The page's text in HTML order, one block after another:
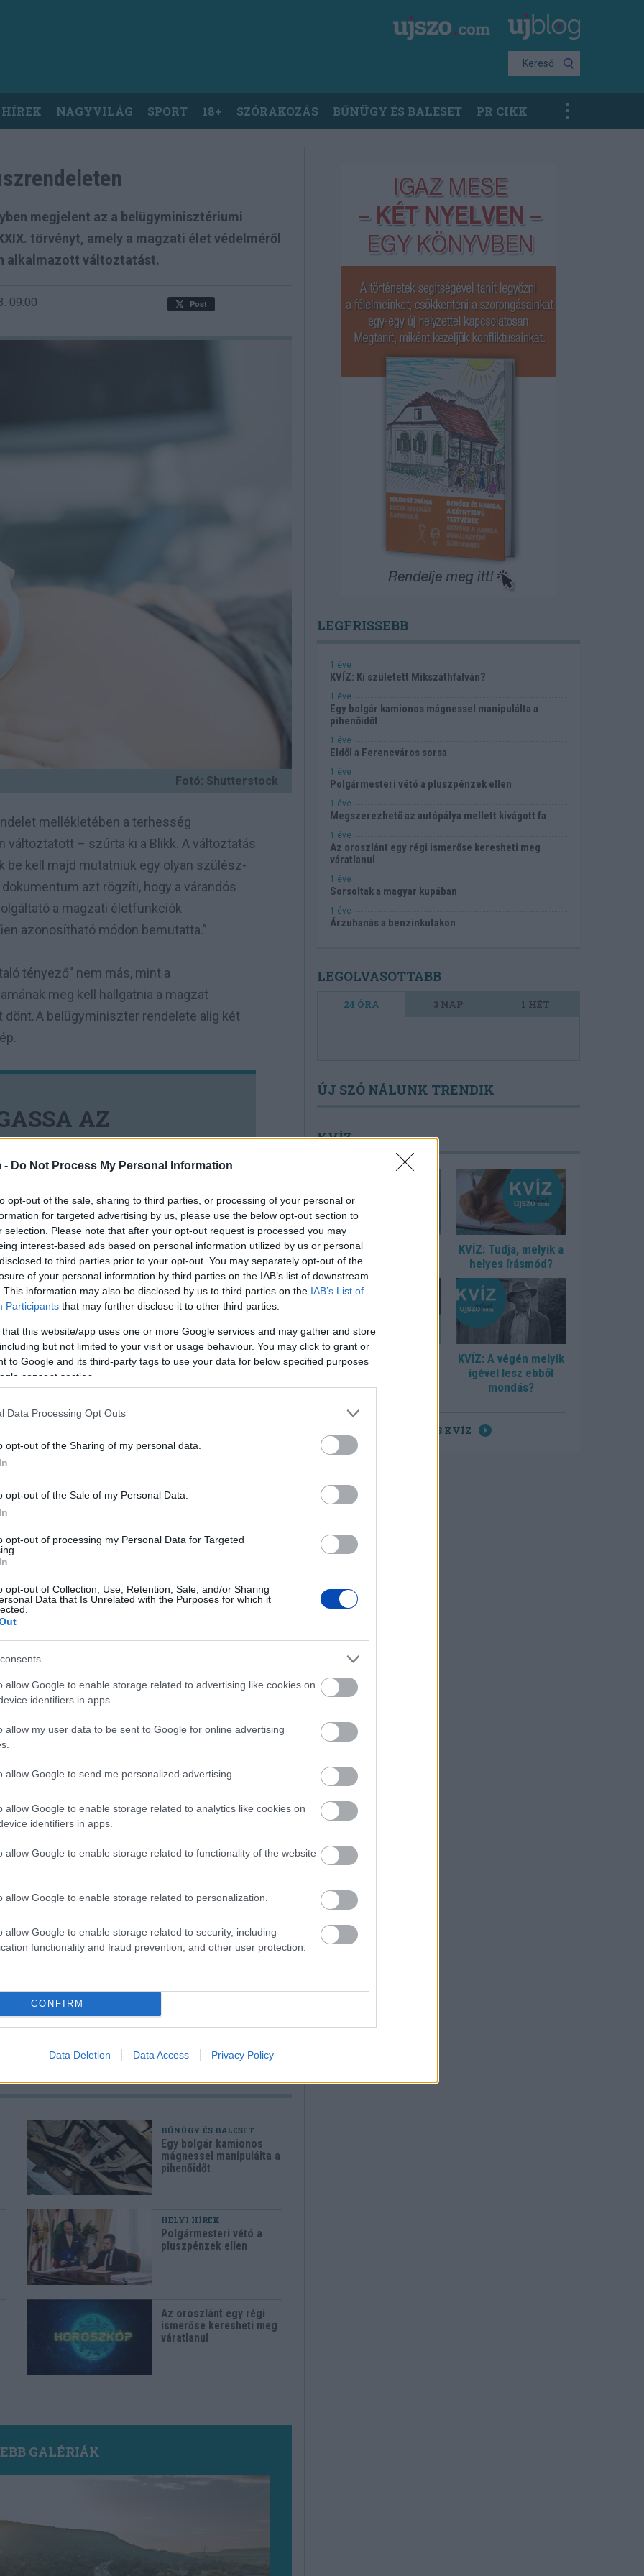
- Do Not Process My Personal Information
opt-out of the sale, sharing to third parties, or processing of your personal or
for targeted advertising by us, please use the below opt-out section to
selection. Please note that after your opt-out request is processed you may
interest-based ads based on personal information utilized by us or personal
to third parties prior to your opt-out. You may separately opt-out of the
of your personal information by third parties on the IAB’s list of downstream
This information may also be disclosed by us to third parties on the IAB’s List of
Participants that may further disclose it to other third parties.
that this website/app uses one or more Google services and may gather and store
but not limited to your visit or usage behaviour. You may click to grant or
to Google and its third-party tags to use your data for below specified purposes
consent section.
Data Processing Opt Outs
opt-out of the Sharing of my personal data.
opt-out of the Sale of my Personal Data.
opt-out of processing my Personal Data for Targeted
opt-out of Collection, Use, Retention, Sale, and/or Sharing
Data that Is Unrelated with the Purposes for which it
allow Google to enable storage related to advertising like cookies on
identifiers in apps.
allow my user data to be sent to Google for online advertising
allow Google to send me personalized advertising.
allow Google to enable storage related to analytics like cookies on
identifiers in apps.
allow Google to enable storage related to functionality of the website
allow Google to enable storage related to personalization.
allow Google to enable storage related to security, including
functionality and fraud prevention, and other user protection.
CONFIRM
Data Deletion Data Access Privacy Policy
Kereső
NAGYVILÁG SPORT 18+ SZÓRAKOZÁS BŰNÜGY ÉS BALESET PR CIKK
megjelent az a belügyminisztériumi
törvényt, amely a magzati élet védelméről
alkalmazott változtatást.
09:00 Post
Fotó: Shutterstock
mellékletében a terhesség
– szúrta ki a Blikk. A változtatás
be kell majd mutatniuk egy olyan szülész-
azt rögzíti, hogy a várandós
a magzati életfunkciók
azonosítható módon bemutatta.”
tényező” nem más, mint a
meg kell hallgatnia a magzat
A belügyminiszter rendelete alig két
AZ
-OT
valakikkel szemben, hanem
határozza meg önmagát, ez a
naponta számon is kérhetnek
garantáló támaszt a Felvidék
kiadója adja. A portált helyiek
csapatnak a tagjai, akiket
érhetnek. Tiszta hangon, a régi
adva mindenkinek,
fel, és közösen keressük a
nézőpontokat. Így akik fontosnak
a magukénak érezhetik az
benne. Reméljük, hogy sokan
Fennmaradásunkat, a regionális,
egyes olvasói forint segíti, amit
kattintson az alábbi gombra.
III. – Ha nem születik meg a
– Kedvezőbb a Tb
új adót
az olyan kommentek megírásától, melyek mások
figyelmüket, hogy a kommentekhez tartozó IP
elraktározza.
BŰNÜGY ÉS BALESET
Egy bolgár kamionos
mágnessel manipulálta a
pihenőidőt
HELYI HÍREK
Polgármesteri vétó a
pluszpénzek ellen
Az oroszlánt egy régi
ismerőse keresheti meg
váratlanul
GALÉRIÁK
LEGFRISSEBB
1 éve
KVÍZ: Ki született Mikszáthfalván?
1 éve
Egy bolgár kamionos mágnessel manipulálta a
pihenőidőt
1 éve
Eldől a Ferencváros sorsa
1 éve
Polgármesteri vétó a pluszpénzek ellen
1 éve
Megszerezhető az autópálya mellett kivágott fa
1 éve
Az oroszlánt egy régi ismerőse keresheti meg
váratlanul
1 éve
Sorsoltak a magyar kupában
1 éve
Árzuhanás a benzinkutakon
LEGOLVASOTTABB
24 ÓRA 3 NAP 1 HÉT
ÚJ SZÓ NÁLUNK TRENDIK
KVÍZ
KVÍZ: Ki született
Mikszáthfalván?
KVÍZ: Tudja, melyik a
helyes írásmód?
KVÍZ: Tudja, hol
KVÍZ: A végén melyik
igével lesz ebből
mondás?
ÖSSZES KVÍZ